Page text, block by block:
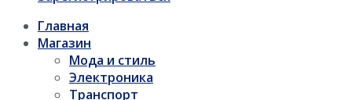
Главная
Магазин
Мода и стиль
Электроника
Транспорт